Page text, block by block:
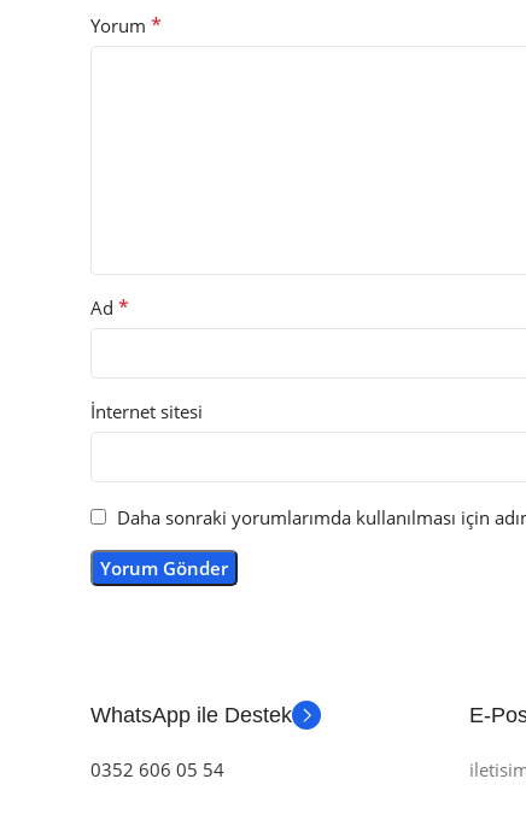
Yorum *
Ad *
İnternet sitesi
Daha sonraki yorumlarımda kullanılması için
WhatsApp ile Destek
0352 606 05 54
E-